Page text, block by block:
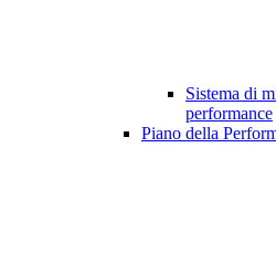
Sistema di
performance
Piano della